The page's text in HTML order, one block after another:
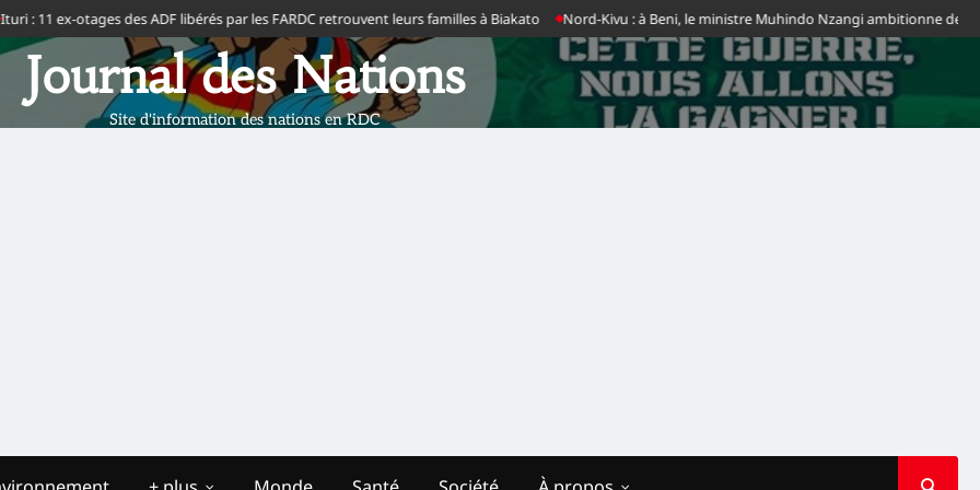
ex-otages des ADF libérés par les FARDC retrouvent leurs familles à Biakato Nord-Kivu : à Beni, le ministre Muhindo Nzangi ambitionne de faire
Journal des Nations
Site d'information des nations en RDC